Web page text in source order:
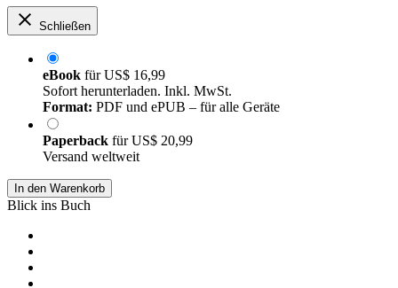
Schließen
eBook fürUS$ 16,99
Sofort herunterladen. Inkl. MwSt.
Format: PDF und ePUB – für alle Geräte
Paperback fürUS$ 20,99
Versand weltweit
In den Warenkorb
Blick ins Buch